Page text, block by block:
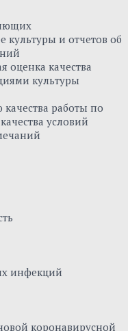
культуры и отчетов об
оценка качества
культуры
работы по
условий
инфекций
коронавирусной